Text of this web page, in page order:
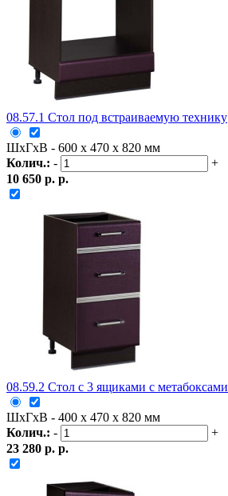
08.57.1 Стол под встраиваемую технику
ШxГxВ - 600 x 470 x 820 мм
Колич.: -
+
10 650 р. р.
08.59.2 Стол с 3 ящиками с метабоксами
ШxГxВ - 400 x 470 x 820 мм
Колич.: -
+
23 280 р. р.